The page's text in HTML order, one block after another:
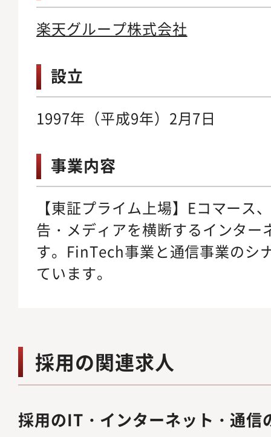
楽天グループ株式会社
設立
1997年（平成9年）2月7日
事業内容
【東証プライム上場】Eコマース
告・メディアを横断するインター
す。FinTech事業と通信事業のシ
ています。
採用の関連求人
採用のIT・インターネット・通信